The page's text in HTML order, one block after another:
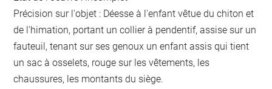
Précision sur l'objet : Déesse à l'enfant vêtue du chiton et
de l'himation, portant un collier à pendentif, assise sur un
fauteuil, tenant sur ses genoux un enfant assis qui tient
un sac à osselets, rouge sur les vêtements, les
chaussures, les montants du siège.